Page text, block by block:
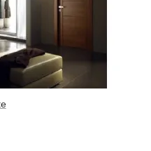
Impianti
Hi-Fi
Televisori
Hi-Fi